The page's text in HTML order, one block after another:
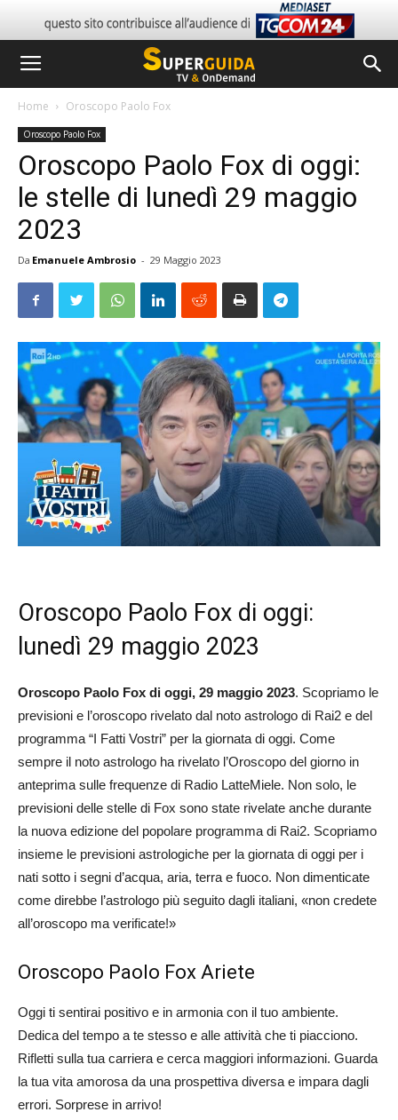
Home Oroscopo Paolo Fox
Oroscopo Paolo Fox
Oroscopo Paolo Fox di oggi:
le stelle di lunedì 29 maggio
2023
Da Emanuele Ambrosio - 29 Maggio 2023
Oroscopo Paolo Fox di oggi:
lunedì 29 maggio 2023
Oroscopo Paolo Fox di oggi, 29 maggio 2023. Scopriamo le
previsioni e l’oroscopo rivelato dal noto astrologo di Rai2 e del
programma “I Fatti Vostri” per la giornata di oggi. Come
sempre il noto astrologo ha rivelato l’Oroscopo del giorno in
anteprima sulle frequenze di Radio LatteMiele. Non solo, le
previsioni delle stelle di Fox sono state rivelate anche durante
la nuova edizione del popolare programma di Rai2. Scopriamo
insieme le previsioni astrologiche per la giornata di oggi per i
nati sotto i segni d’acqua, aria, terra e fuoco. Non dimenticate
come direbbe l’astrologo più seguito dagli italiani, «non credete
all’oroscopo ma verificate!»
Oroscopo Paolo Fox Ariete
Oggi ti sentirai positivo e in armonia con il tuo ambiente.
Dedica del tempo a te stesso e alle attività che ti piacciono.
Rifletti sulla tua carriera e cerca maggiori informazioni. Guarda
la tua vita amorosa da una prospettiva diversa e impara dagli
errori. Sorprese in arrivo!